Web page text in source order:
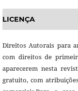
LICENÇA
Direitos Autorais para
com direitos de
aparecerem nesta
gratuito, com